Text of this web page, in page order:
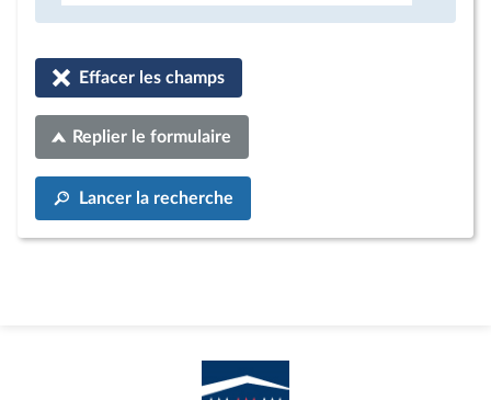
Effacer les champs
Replier le formulaire
Lancer la recherche